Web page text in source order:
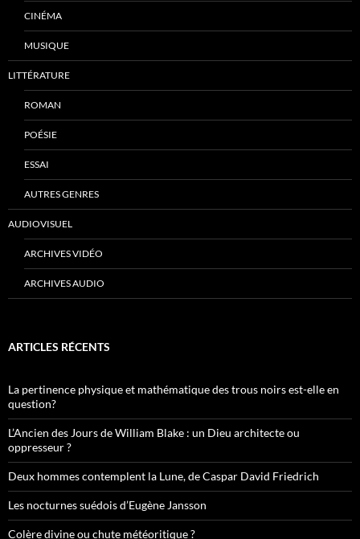
CINÉMA
MUSIQUE
LITTÉRATURE
ROMAN
POÉSIE
ESSAI
AUTRES GENRES
AUDIOVISUEL
ARCHIVES VIDÉO
ARCHIVES AUDIO
ARTICLES RÉCENTS
La pertinence physique et mathématique des trous noirs est-elle en
question?
L’Ancien des Jours de William Blake : un Dieu architecte ou
oppresseur ?
Deux hommes contemplent la Lune, de Caspar David Friedrich
Les nocturnes suédois d’Eugène Jansson
Colère divine ou chute météoritique ?